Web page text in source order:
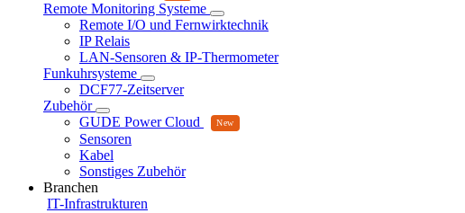
Remote Monitoring Systeme
Remote I/O und Fernwirktechnik
IP Relais
LAN-Sensoren & IP-Thermometer
Funkuhrsysteme
DCF77-Zeitserver
Zubehör
GUDE Power Cloud
Sensoren
Kabel
Sonstiges Zubehör
Branchen
IT-Infrastrukturen